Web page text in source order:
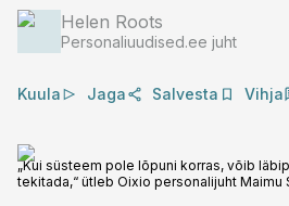
Helen Roots
Personaliuudised.ee juht
Kuula Jaga Salvesta Vihja
„Kui süsteem pole lõpuni korras, võib
tekitada,“ ütleb Oixio personalijuht Maimu